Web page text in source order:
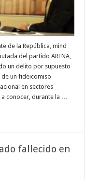
de la República, mind
del partido ARENA,
un delito por supuesto
un fideicomiso
en sectores
conocer, durante la …
fallecido en